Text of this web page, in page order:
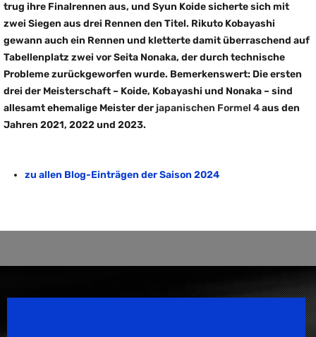
trug ihre Finalrennen aus, und Syun Koide sicherte sich mit
zwei Siegen aus drei Rennen den Titel. Rikuto Kobayashi
gewann auch ein Rennen und kletterte damit überraschend auf
Tabellenplatz zwei vor Seita Nonaka, der durch technische
Probleme zurückgeworfen wurde. Bemerkenswert: Die ersten
drei der Meisterschaft – Koide, Kobayashi und Nonaka – sind
allesamt ehemalige Meister der japanischen Formel 4aus den
Jahren 2021, 2022 und 2023.
zu allen Blog-Einträgen der Saison 2024